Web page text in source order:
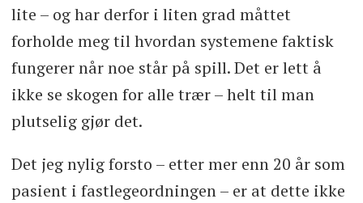
lite – og har derfor i liten grad måttet
forholde meg til hvordan systemene faktisk
fungerer når noe står på spill. Det er lett å
ikke se skogen for alle trær – helt til man
plutselig gjør det.
Det jeg nylig forsto – etter mer enn 20 år som
pasient i fastlegeordningen – er at dette ikke